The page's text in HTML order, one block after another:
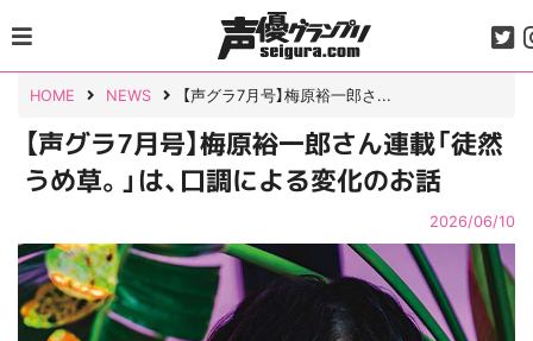
to
content
HOME NEWS 【声グラ7月号】梅原裕一郎さ...
【声グラ7月号】梅原裕一郎さん連載「徒然
うめ草。」は、口調による変化のお話
2026/06/10